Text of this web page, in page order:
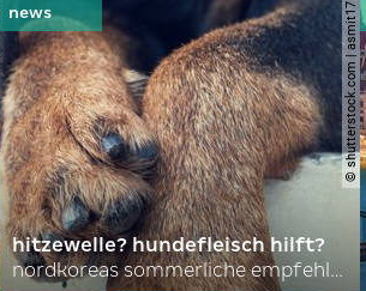
© shutterstock.com | asmit17
hitzewelle? hundefleisch hilft?
nordkoreas sommerliche empfehlungen